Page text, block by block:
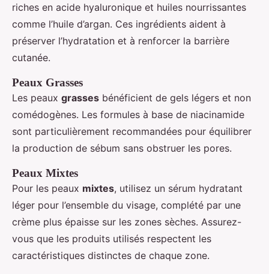
riches en acide hyaluronique et huiles nourrissantes
comme l’huile d’argan. Ces ingrédients aident à
préserver l’hydratation et à renforcer la barrière
cutanée.
Peaux Grasses
Les peaux grasses bénéficient de gels légers et non
comédogènes. Les formules à base de niacinamide
sont particulièrement recommandées pour équilibrer
la production de sébum sans obstruer les pores.
Peaux Mixtes
Pour les peaux mixtes, utilisez un sérum hydratant
léger pour l’ensemble du visage, complété par une
crème plus épaisse sur les zones sèches. Assurez-
vous que les produits utilisés respectent les
caractéristiques distinctes de chaque zone.